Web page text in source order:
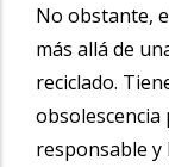
No obstante,
más allá de
reciclado.
obsolescencia
responsable y